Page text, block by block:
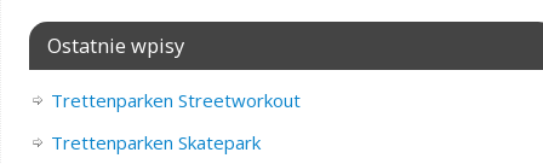
Ostatnie wpisy
Trettenparken Streetworkout
Trettenparken Skatepark